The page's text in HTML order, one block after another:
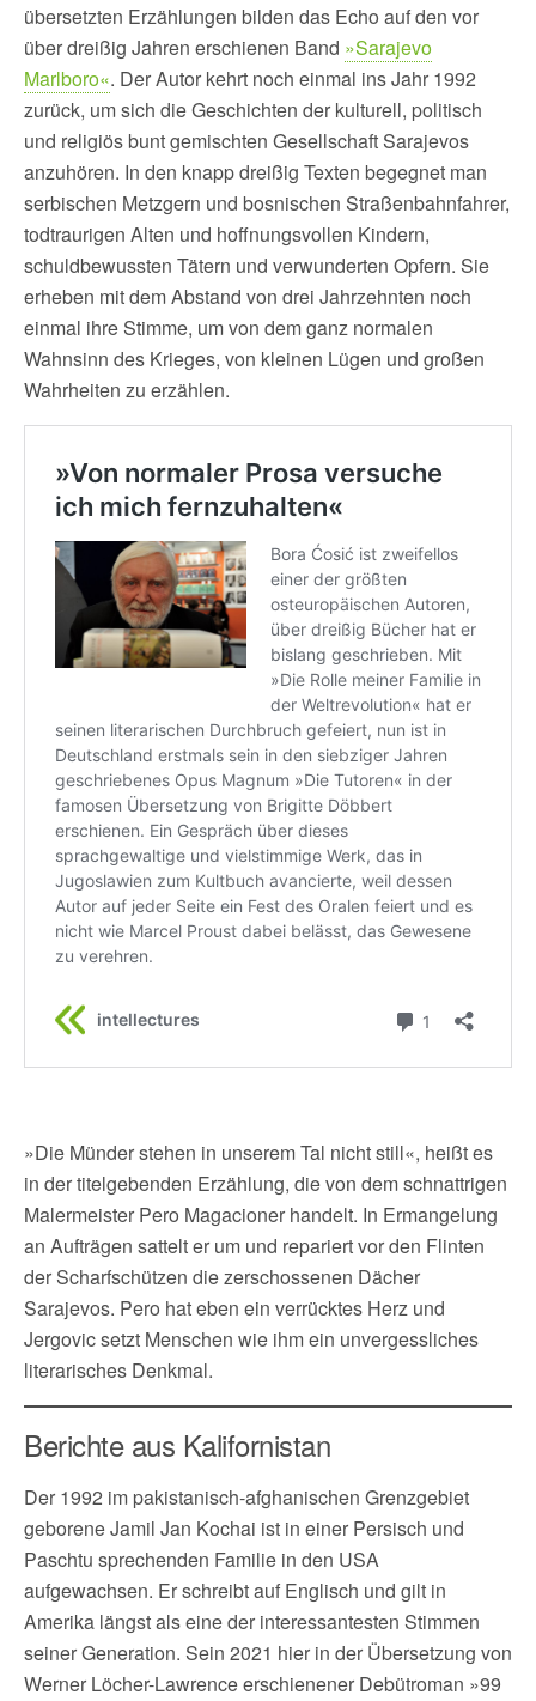
übersetzten Erzählungen bilden das Echo auf den vor
über dreißig Jahren erschienen Band »Sarajevo
Marlboro«. Der Autor kehrt noch einmal ins Jahr 1992
zurück, um sich die Geschichten der kulturell, politisch
und religiös bunt gemischten Gesellschaft Sarajevos
anzuhören. In den knapp dreißig Texten begegnet man
serbischen Metzgern und bosnischen Straßenbahnfahrer,
todtraurigen Alten und hoffnungsvollen Kindern,
schuldbewussten Tätern und verwunderten Opfern. Sie
erheben mit dem Abstand von drei Jahrzehnten noch
einmal ihre Stimme, um von dem ganz normalen
Wahnsinn des Krieges, von kleinen Lügen und großen
Wahrheiten zu erzählen.
»Die Münder stehen in unserem Tal nicht still«, heißt es
in der titelgebenden Erzählung, die von dem schnattrigen
Malermeister Pero Magacioner handelt. In Ermangelung
an Aufträgen sattelt er um und repariert vor den Flinten
der Scharfschützen die zerschossenen Dächer
Sarajevos. Pero hat eben ein verrücktes Herz und
Jergovic setzt Menschen wie ihm ein unvergessliches
literarisches Denkmal.
Berichte aus Kalifornistan
Der 1992 im pakistanisch-afghanischen Grenzgebiet
geborene Jamil Jan Kochai ist in einer Persisch und
Paschtu sprechenden Familie in den USA
aufgewachsen. Er schreibt auf Englisch und gilt in
Amerika längst als eine der interessantesten Stimmen
seiner Generation. Sein 2021 hier in der Übersetzung von
Werner Löcher-Lawrence erschienener Debütroman »99